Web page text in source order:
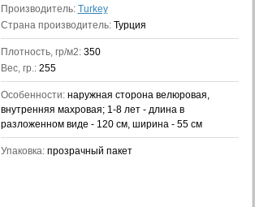
Производитель: Turkey
Страна производитель: Турция
Плотность, гр/м2: 350
Вес, гр.: 255
Особенности: наружная сторона велюровая,
внутренняя махровая; 1-8 лет - длина в
разложенном виде - 120 см, ширина - 55 см
Упаковка: прозрачный пакет